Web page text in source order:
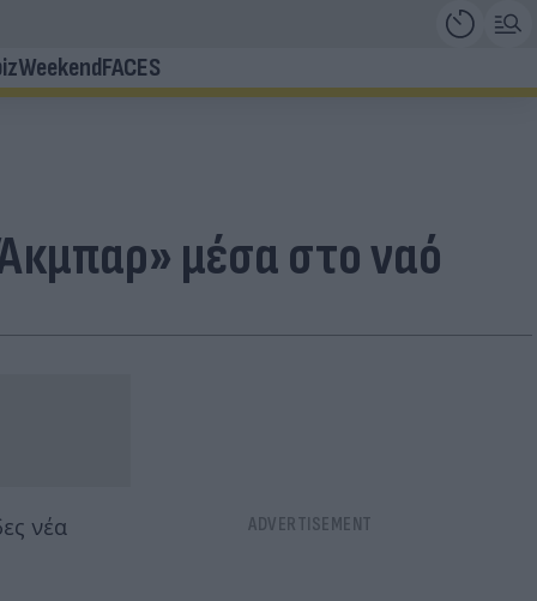
WeekendFACES
μέσα στο ναό
νέα